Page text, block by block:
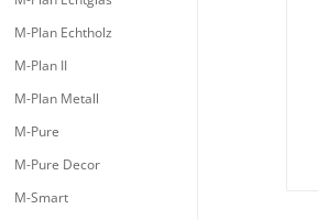
M-Plan Echtholz
M-Plan II
M-Plan Metall
M-Pure
M-Pure Decor
M-Smart